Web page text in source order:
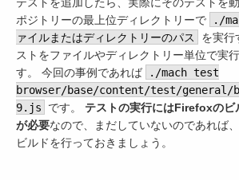
ポジトリーの最上位ディレクトリーで
./
ァイルまたはディレクトリーのパス
を実行
ストをファイルやディレクトリー単位で実
す。 今回の事例であれば
./mach test
browser/base/content/test/general/
9.js
です。 テストの実行にはFirefoxのビ
が必要なので、まだしていないのであれば
ビルドを行っておきましょう。